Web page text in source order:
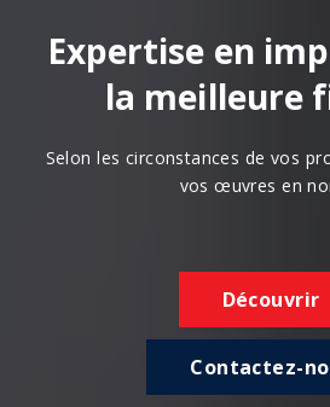
Expertise en
la meilleure
Selon les circonstances de vos
vos œuvres en
Découvrir
Contactez-